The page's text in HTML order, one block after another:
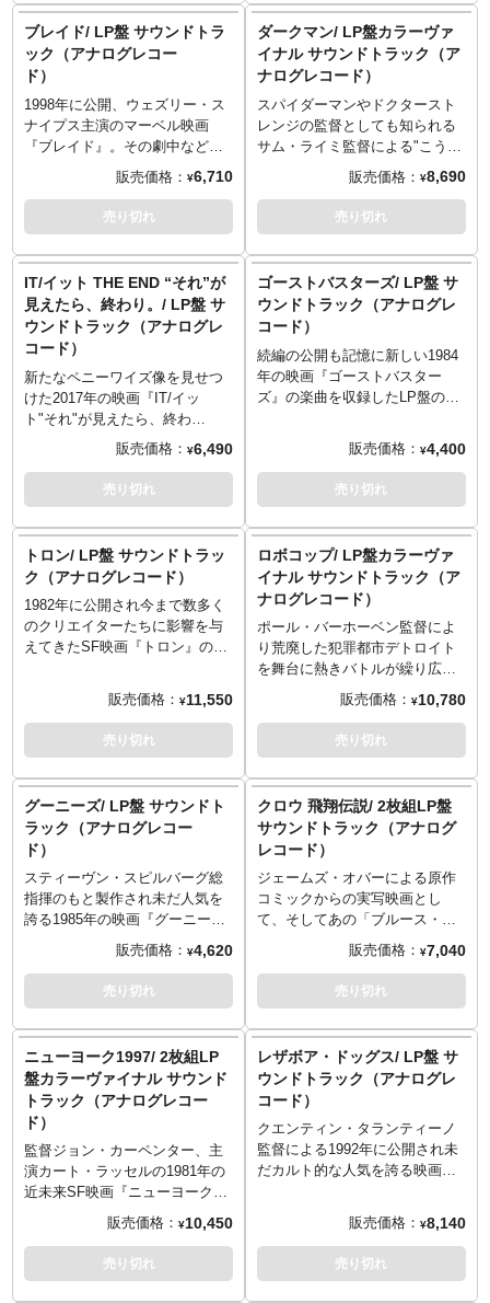
4.(I Got Every Thing I Need)
Almost
5.Rubber Biscuit
6.Shot Gun Blues
7.Groove Me
8.I Don't Know
9.Soul Man
11.Flip, Flop & Fly
12.Closing: I Can't Turn You
4.Running Up That Hill (A Deal
with God) - Kate Bush
5.You Spin Me Round (Like a
Record) - Dead or Alive
6.Chica Mejicanita - Mae Arnette
-
1.Play with Me - Extreme
Version) - Kiss
3.I Was a Teenage Werewolf -
Youth
5.Wipe Out - the Surfaris
6.Object of My Desire (Single
Version) - Starpoint
- Disc 2 -
1.Rock Me Amadeus (The Gold
3.Tarzan Boy - Baltimora
4.Dream a Little Dream of Me -
Ella Fitzgerald & Louis
5.Rock and Roll, Hoochie Koo
(Single Version) - Rick Derringer
6.Fire and Rain - James Taylor
-
1.Spellbound - Siouxsie and the
Banshees
2.Master of Puppets - Metallica
(Featuring Mimi Goese) - Moby
4.Separate Ways (Worlds Apart)
(Steve Perry & Bryce Miller
ーをリスペクトした楽曲が詰ま
った一枚。アナログレコードで
楽しめば、また違った映画の世
界観を楽しみ方を発見できるか
も知れません！ジャケットもレ
コード自体もインテリアとして
も使用できそうですね！
1.Mike Patton - Teenage Mutant
Ninja Turtles Theme
3.Tee Lopes - Jaw-Breaking
News!
4.Tee Lopes - Big Apple, 3 PM
5.Tee Lopes, Anton Corazza -
Mutants Over Broadway!
6.Tee Lopes - Rumble in the Zoo
7.Tee Lopes - Inner Peace
1.Tee Lopes -Turtle Throwdown
2.Lopes - King of the Spill
3.Tee Lopes - Mall Meltdown
Reptiles!
5.Tee Lopes, Jonny Atma -
Panic in the Sky!
6.Tee Lopes - Crisis at Coney
Island!
7.Tee Lopes - the Side Hustle
1.Tee Lopes - Rush Hour Power
2.Tee Lopes - a Few Screws
Stampede!
4.Tee Lopes - It Won't Fly!
5.Tee Lopes - Technodrome
Redux
6.Tee Lopes - Clash of the
Outcasts
7.Tee Lopes - Partners in Slime
1.Tee Lopes - Cypher Cats
2.Tee Lopes - the Lost
Archenemies
Strangeoids
4.Raekwon & Ghostface Killah -
We Ain't Came to Lose
5.Tee Lopes - Wrath of the Lady
6.Tee Lopes - a Dish Best
Served Cold
7.Tee Lopes, Mega Ran - It's a
Pizza Party!
自体もインテリアとしても使用
できそうですね！
※この商品は入荷数の減数など
によりご予約をキャンセル頂く
場合や、分納での入荷となる場
合がございます。
ブレイド/ LP盤 サウンドトラ
ック（アナログレコー
ド）
1998年に公開、ウェズリー・ス
ナイプス主演のマーベル映画
『ブレイド』。その劇中などの
楽曲を収録したLP盤のサウンド
トラックが入荷です。シンプル
なデザインのLPジャケットがス
タイリッシュで最高。さらに収
来る…はず！ジャケットもレコ
ード自体もインテリアとしても
映えること間違いなし！今後の
リブート版『ブレイド』も楽し
みな今、手に入れておきたい1枚
です。
販売価格： ¥6,710
売り切れ
ダークマン/ LP盤カラーヴァ
イナル サウンドトラック（ア
ナログレコード）
スパイダーマンやドクタースト
レンジの監督としても知られる
サム・ライミ監督による"こう見
えてもヒーロー"な1990年の映画
『ダークマン』の楽曲を収録し
たLP盤のサウンドトラック。バ
ットマンを始め多くの作品で音
画の楽曲をアナログレコードで
楽しめば、また違った映画の世
界観を楽しみ方を発見できるか
も知れません！ジャケットもレ
コード自体もインテリアとして
も使用できそうですね！
場合や、分納での入荷となる場
合がございます。
＜収録内容＞
2.Woe, the Darkman, Woe
3.Rebuilding / Failure
4.Love Theme
5.Julie Transforms
6.Rage / Peppy Science
7.Creating Pauley
8.Double Durante
10.Carnival from Hell
11.Julie Discovers Darkman
13.Finale / End Credits
販売価格： ¥8,690
売り切れ
IT/イット THE END “それ”が
見えたら、終わり。/ LP盤 サ
ウンドトラック（アナログレ
コード）
新たなペニーワイズ像を見せつ
けた2017年の映画『IT/イッ
ト"それ"が見えたら、終わ
り。』の続編『IT/イット THE
END "それ"が見えたら、終わ
り。』の楽曲を収録したLP盤の
サウンドトラック。インパクト
ードで楽しめば、きっとその世
界にさらに没入出来るはず！ジ
ャケットもレコード自体もイン
テリアとしても使用できそうで
すね！
販売価格： ¥6,490
売り切れ
ゴーストバスターズ/ LP盤 サ
ウンドトラック（アナログレ
コード）
続編の公開も記憶に新しい1984
年の映画『ゴーストバスター
ズ』の楽曲を収録したLP盤のサ
を記録したレイ・パーカーJrに
よるテーマ曲を始め、映画を盛
り上げる楽曲が詰まった一枚。
映画の楽曲をアナログレコード
世界観を楽しみ方を発見できる
かも知れません！ジャケットも
レコード自体もインテリアとし
ても使用できそうですね！
＜収録内容＞
1.Ghostbusters - Ray Parker, JR
2.Cleanin' Up the Town - the Bus
3.Savin' the Day - Alessi
Brothers
4.In the Name of Love -
5.I Can Wait Forever - Air
Supply
6.Hot Night - Laura Branigan
7.Magic - Mick Smiley
8.Main Title Theme
(Ghostbusters) - Elmer Berstein
9.Dana's Theme - Elmer
10.Ghostbusters (Instrumental) -
Ray Parker, JR
販売価格： ¥4,400
売り切れ
トロン/ LP盤 サウンドトラッ
ク（アナログレコード）
1982年に公開され今まで数多く
のクリエイターたちに影響を与
えてきたSF映画『トロン』の楽
ラック。前衛的でエッジの利い
た映像を彩る楽曲をアナログレ
コードで楽しめば、また違った
映画の世界観を楽しみ方を発見
ットもレコード自体もインテリ
アとしても使用できそうです
ね！
※この商品は入荷数の減数など
によりご予約をキャンセル頂く
場合や、分納での入荷となる場
合がございます。
1.Creation of Tron
2.Only Solutions
3.We've Got Company
5.Ring Game and Escape
6.Water, Music and Tronaction
7.Tron Scherzo
8.Miracle and Magician
9.Magic Landings
10.Theme from Tron
11.1990's Theme
12.Love Theme
14.The Light Sailor
15.Sea of Simulation
16.A New Tron and the MCP
販売価格： ¥11,550
売り切れ
ロボコップ/ LP盤カラーヴァ
イナル サウンドトラック（ア
ナログレコード）
ポール・バーホーベン監督によ
り荒廃した犯罪都市デトロイト
を舞台に熱きバトルが繰り広げ
られる1987年の映画『ロボコッ
プ』の楽曲を収録したLP盤のサ
ウンドトラック。「Gas Station
Blow-Up」や「Robo & Ed 209
ってしまいそうな楽曲をアナロ
グレコードで楽しめば、きっと
その世界にさらに没入出来るは
ず！ジャケットもレコード自体
もインテリアとしても使用でき
そうですね！
※仕入れ先の都合でジャケット
デザインが変更となりました。
1.Main Title
2.Have a Heart
4.Twirl
5.Van Chase
6.Murphy Dies
7.Robo Lives
8.Drive Montage
9.Helpless Woman
10.Nukem
13.Murphy Goes Home
14.Clarence Frags Bob
15.Rock Shop
販売価格： ¥10,780
売り切れ
グーニーズ/ LP盤 サウンドト
ラック（アナログレコー
ド）
スティーヴン・スピルバーグ総
指揮のもと製作され未だ人気を
誇る1985年の映画『グーニー
ズ』の楽曲を収録したLP盤のサ
ウンドトラック。シンディ・ロ
ーパーの「グーニーズはグッド
イナフ」を始め映画を盛り上げ
めば、また違った映画の世界観
を楽しみ方を発見できるかも知
れません！ジャケットもレコー
ド自体もインテリアとしても使
用できそうですね！
＜収録内容＞
1.The Goonies 'R' Good Enough
2.Eight Arms to Hold You 4:12
3.Love Is Alive Bailey, Philip
販売価格： ¥4,620
売り切れ
クロウ 飛翔伝説/ 2枚組LP盤
サウンドトラック（アナログ
レコード）
ジェームズ・オバーによる原作
コミックからの実写映画とし
て、そしてあの「ブルース・リ
ーの息子」ブランドン・リーの
遺作としても知られる1994年の
映画『クロウ 飛翔伝説』の楽曲
を収録した2枚組LP盤のサウン
語り継がれる作品の楽曲をアナ
ログレコードで楽しめば、きっ
とその世界にさらに没入出来る
はず！ジャケットもレコード自
体もインテリアとしても使用で
きそうですね！
1.Birth of the Legend
2.Absolution Accepted
3.Resurrection
販売価格： ¥7,040
売り切れ
ニューヨーク1997/ 2枚組LP
盤カラーヴァイナル サウンド
トラック（アナログレコー
ド）
監督ジョン・カーペンター、主
演カート・ラッセルの1981年の
近未来SF映画『ニューヨーク
1997』の楽曲を収録したLP盤の
サウンドトラック。後世に残る
キャラクター、スネーク・プリ
スキンを生み出した映画の楽曲
販売価格： ¥10,450
売り切れ
レザボア・ドッグス/ LP盤 サ
ウンドトラック（アナログレ
コード）
クエンティン・タランティーノ
監督による1992年に公開され未
だカルト的な人気を誇る映画
を収録したLP盤のサウンドトラ
ック。音楽にもこだわるタラン
ティーノ監督のセレクト楽曲を
アナログレコードで楽しめば、
販売価格： ¥8,140
売り切れ